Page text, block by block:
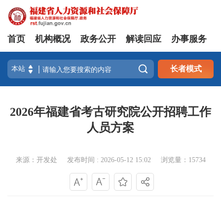
首页 机构概况 政务公开 解读回应 办事服务
 长者模式
2026年福建省考古研究院公开招聘工作
人员方案
来源：开发处 发布时间 : 2026-05-12 15:02 浏览量：15734